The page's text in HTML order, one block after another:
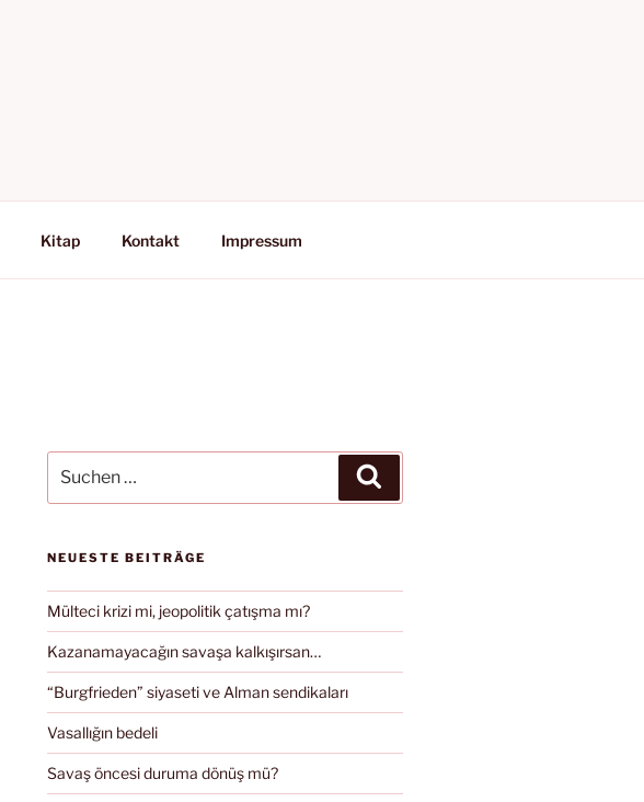
Kitap Kontakt Impressum
nach:
NEUESTE BEITRÄGE
Mülteci krizi mi, jeopolitik çatışma mı?
Kazanamayacağın savaşa kalkışırsan…
“Burgfrieden” siyaseti ve Alman sendikaları
Vasallığın bedeli
Savaş öncesi duruma dönüş mü?